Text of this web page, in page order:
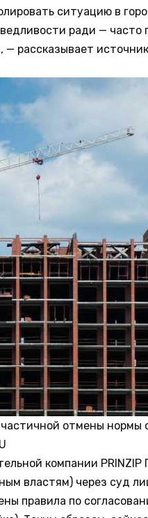
ситуацию в
ради — часто
рассказывает
отмены нормы
компании
властям) через суд
правила по